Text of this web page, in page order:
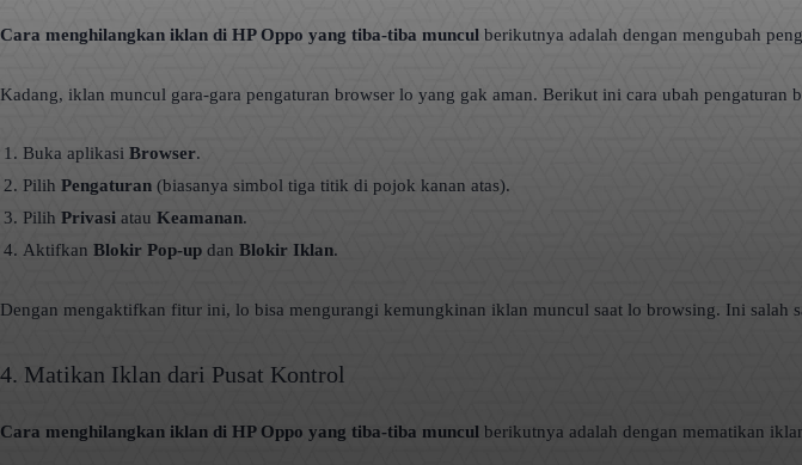
Cara menghilangkan iklan di HP Oppo yang tiba-tiba muncul berikutnya adalah dengan mengubah
Kadang, iklan muncul gara-gara pengaturan browser lo yang gak aman. Berikut ini cara ubah pengaturan
Buka aplikasiBrowser.
PilihPengaturan (biasanya simbol tiga titik di pojok kanan atas).
PilihPrivasi atauKeamanan.
AktifkanBlokir Pop-up danBlokir Iklan.
Dengan mengaktifkan fitur ini, lo bisa mengurangi kemungkinan iklan muncul saat lo browsing. Ini
4. Matikan Iklan dari Pusat Kontrol
Cara menghilangkan iklan di HP Oppo yang tiba-tiba muncul berikutnya adalah dengan mematikan